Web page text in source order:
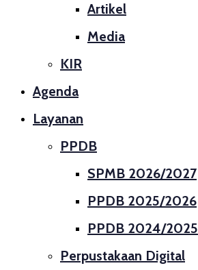
Artikel
Media
KIR
Agenda
Layanan
PPDB
SPMB 2026/2027
PPDB 2025/2026
PPDB 2024/2025
Perpustakaan Digital